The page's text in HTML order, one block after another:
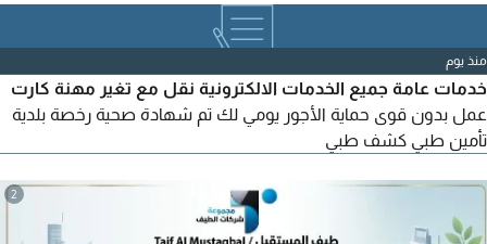
الرياض - المنطقة الشرقية - نجران وجميع مناطق المملكة
منذ يوم
خدمات عامة جميع الخدمات الالكترونية نقل مع تغير مهنة كارت
عمل بدون قوى حماية الأجور يومي لك تم شهادة صحية رخصة بلدية
تأمين طبي كشف طبي
2